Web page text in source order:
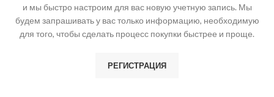
и мы быстро настроим для вас новую учетную запись. Мы
будем запрашивать у вас только информацию, необходимую
для того, чтобы сделать процесс покупки быстрее и проще.
РЕГИСТРАЦИЯ